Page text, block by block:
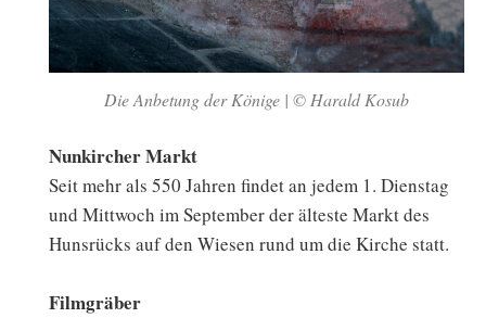
Die Anbetung der Könige | © Harald Kosub
Nunkircher Markt
Seit mehr als 550 Jahren findet an jedem 1. Dienstag
und Mittwoch im September der älteste Markt des
Hunsrücks auf den Wiesen rund um die Kirche statt.
Filmgräber